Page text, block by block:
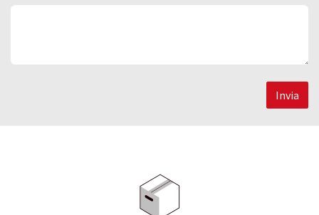
Invia